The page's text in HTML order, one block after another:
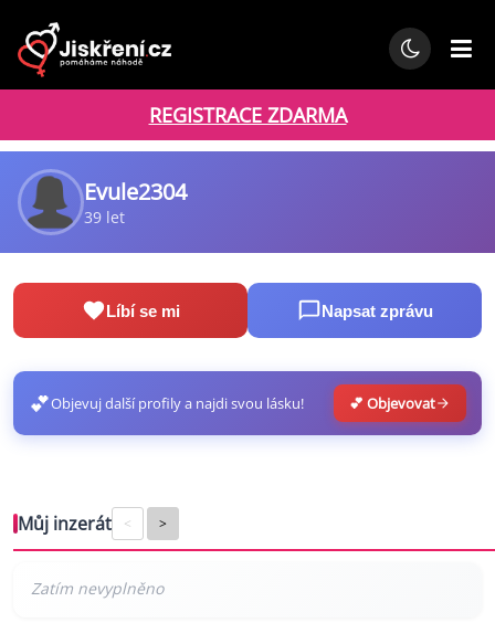
REGISTRACE ZDARMA
Evule2304
39 let
Líbí se mi Napsat zprávu
💕Objevuj další profily a najdi svou lásku! 💕 Objevovat
Můj inzerát < >